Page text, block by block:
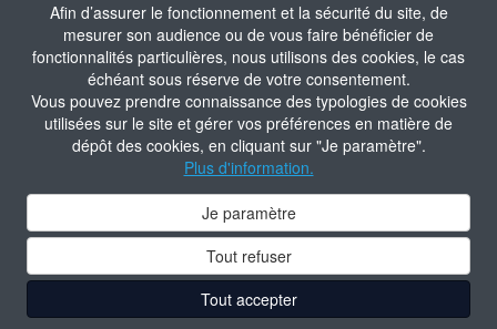
Afin d’assurer le fonctionnement et la sécurité du site, de
mesurer son audience ou de vous faire bénéficier de
fonctionnalités particulières, nous utilisons des cookies, le cas
échéant sous réserve de votre consentement.
Vous pouvez prendre connaissance des typologies de cookies
utilisées sur le site et gérer vos préférences en matière de
dépôt des cookies, en cliquant sur "Je paramètre".
Plus d'information.
Je paramètre
Tout refuser
Tout accepter